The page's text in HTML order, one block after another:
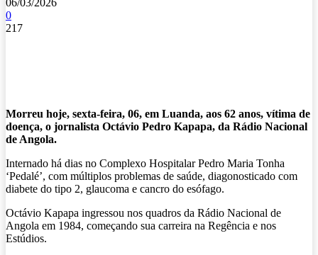
0
217
Morreu hoje, sexta-feira, 06, em Luanda, aos 62 anos, vítima de
doença, o jornalista Octávio Pedro Kapapa, da Rádio Nacional
de Angola.
Internado há dias no Complexo Hospitalar Pedro Maria Tonha
‘Pedalé’, com múltiplos problemas de saúde, diagonosticado com
diabete do tipo 2, glaucoma e cancro do esófago.
Octávio Kapapa ingressou nos quadros da Rádio Nacional de
Angola em 1984, começando sua carreira na Regência e nos
Estúdios.